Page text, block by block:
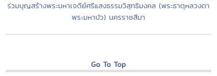
ร่วมบุญสร้างพระมหาเจดีย์ศรีแสงธรรมวิสุทธิมงคล (พระธาตุหลวงตา
พระมหาบัว) นครราชสีมา
Go To Top